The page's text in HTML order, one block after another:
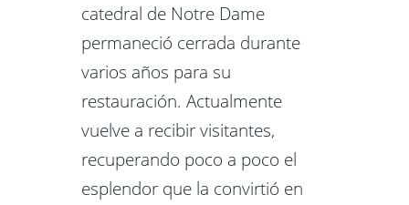
catedral de Notre Dame
permaneció cerrada durante
varios años para su
restauración. Actualmente
vuelve a recibir visitantes,
recuperando poco a poco el
esplendor que la convirtió en